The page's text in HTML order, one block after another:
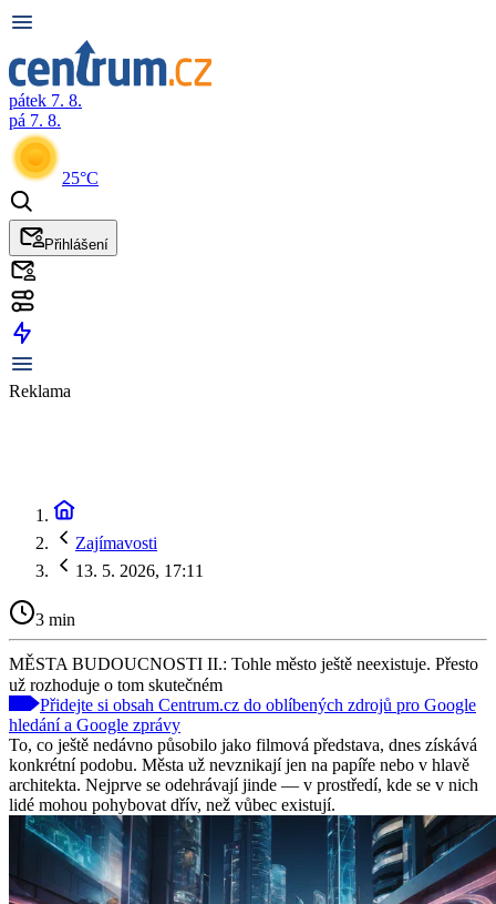
pátek 7. 8.
pá 7. 8.
25°C
Přihlášení
Reklama
Zajímavosti
13. 5. 2026, 17:11
3 min
MĚSTA BUDOUCNOSTI II.: Tohle město ještě neexistuje. Přesto
už rozhoduje o tom skutečném
Přidejte si obsah Centrum.cz do oblíbených zdrojů pro Google
hledání a Google zprávy
To, co ještě nedávno působilo jako filmová představa, dnes získává
konkrétní podobu. Města už nevznikají jen na papíře nebo v hlavě
architekta. Nejprve se odehrávají jinde — v prostředí, kde se v nich
lidé mohou pohybovat dřív, než vůbec existují.